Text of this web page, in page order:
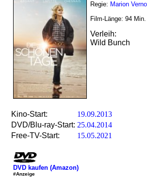
Regie: Marion
Film-Länge: 94 Min.
Verleih:
Wild Bunch
Kino-Start:
19.09.2013
DVD/Blu-ray-Start: 25.04.2014
Free-TV-Start:
15.05.2021
DVD kaufen (Amazon)
#Anzeige